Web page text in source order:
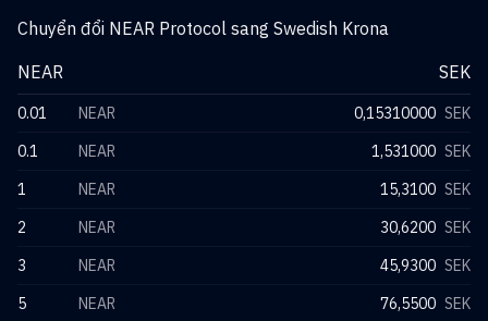
Chuyển đổi NEAR Protocol sang Swedish Krona
NEAR
SEK
0.01 NEAR 0,15310000 SEK
0.1
NEAR 1,531000 SEK
1
NEAR 15,3100 SEK
2
NEAR 30,6200 SEK
3
NEAR 45,9300 SEK
5
NEAR 76,5500 SEK